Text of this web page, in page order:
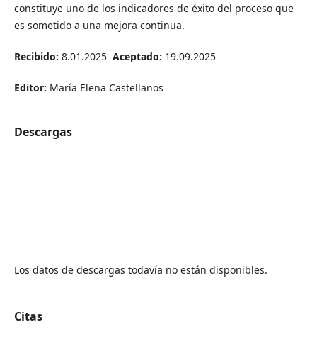
constituye uno de los indicadores de éxito del proceso que
es sometido a una mejora continua.
Recibido: 8.01.2025 Aceptado: 19.09.2025
Editor: María Elena Castellanos
Descargas
Los datos de descargas todavía no están disponibles.
Citas